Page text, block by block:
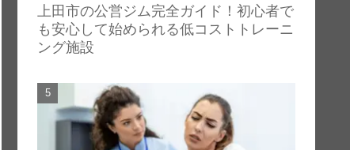
上田市の公営ジム完全ガイド！初心者で
も安心して始められる低コストトレーニ
ング施設